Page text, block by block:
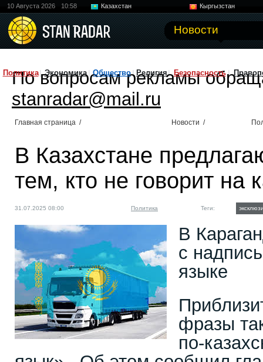
10 Августа 2026 10:58 Казахстан
Кыргызстан
Новости
Политика Экономика Общество Религия Безопасность
По вопросам рекламы
stanradar@mail.ru
Главная страница / Новости /
В Казахстане
тем, кто не говорит на
31.07.2025 08:00 Политика Теги:
В
с
языке
фразы
по-